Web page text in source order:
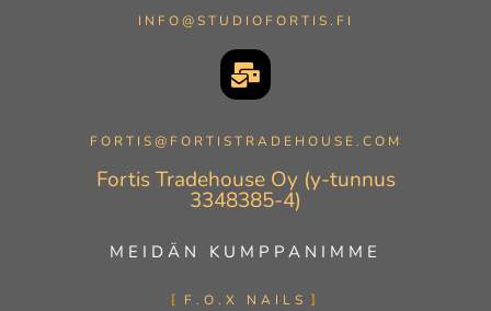
INFO@STUDIOFORTIS.FI
FORTIS@FORTISTRADEHOUSE.COM
Fortis Tradehouse Oy (y-tunnus
3348385-4)
MEIDÄN KUMPPANIMME
F.O.X NAILS